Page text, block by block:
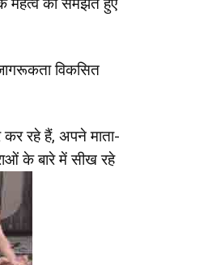
के महत्व को समझते हुए
जागरूकता विकसित
रहे हैं, अपने माता-
के बारे में सीख रहे